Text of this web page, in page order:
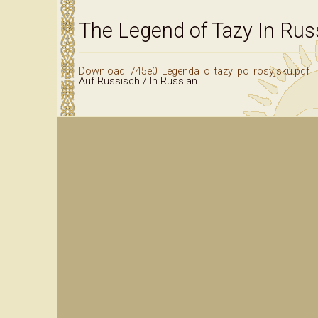
Datenschutz
The Legend of Tazy In
Download: 745e0_Legenda_o_tazy_po_rosyjsku.pdf
Auf Russisch / In Russian.
.